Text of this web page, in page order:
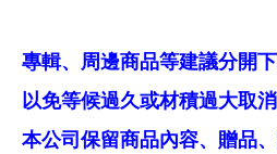
專輯、周邊商品等建議分開
以免等候過久或材積過大取
本公司保留商品內容、贈品